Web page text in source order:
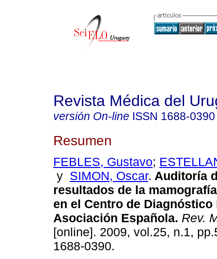
Revista Médica del
versión On-line ISSN 1688-0390
Resumen
FEBLES, Gustavo;
y SIMON, Oscar. Auditoría
resultados de la
en el Centro de Diagnóstico
Asociación Española. Rev.
[online]. 2009, vol.25, n.1,
1688-0390.